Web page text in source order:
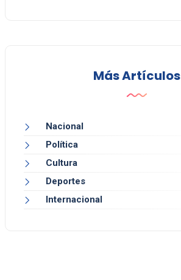
Más Artículos
Nacional
Política
Cultura
Deportes
Internacional